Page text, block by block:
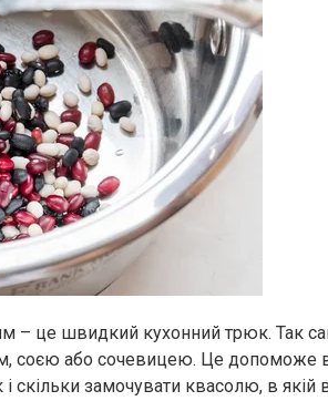
– це швидкий кухонний трюк. Так
соєю або сочевицею. Це допоможе
скільки замочувати квасолю, в якій